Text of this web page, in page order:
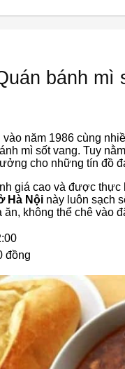
bánh
năm 1986 cùng
mì sốt vang. Tuy
cho những tín đồ
giá cao và được
Hà Nội này luôn sạch
ăn, không thể chê vào
đồng